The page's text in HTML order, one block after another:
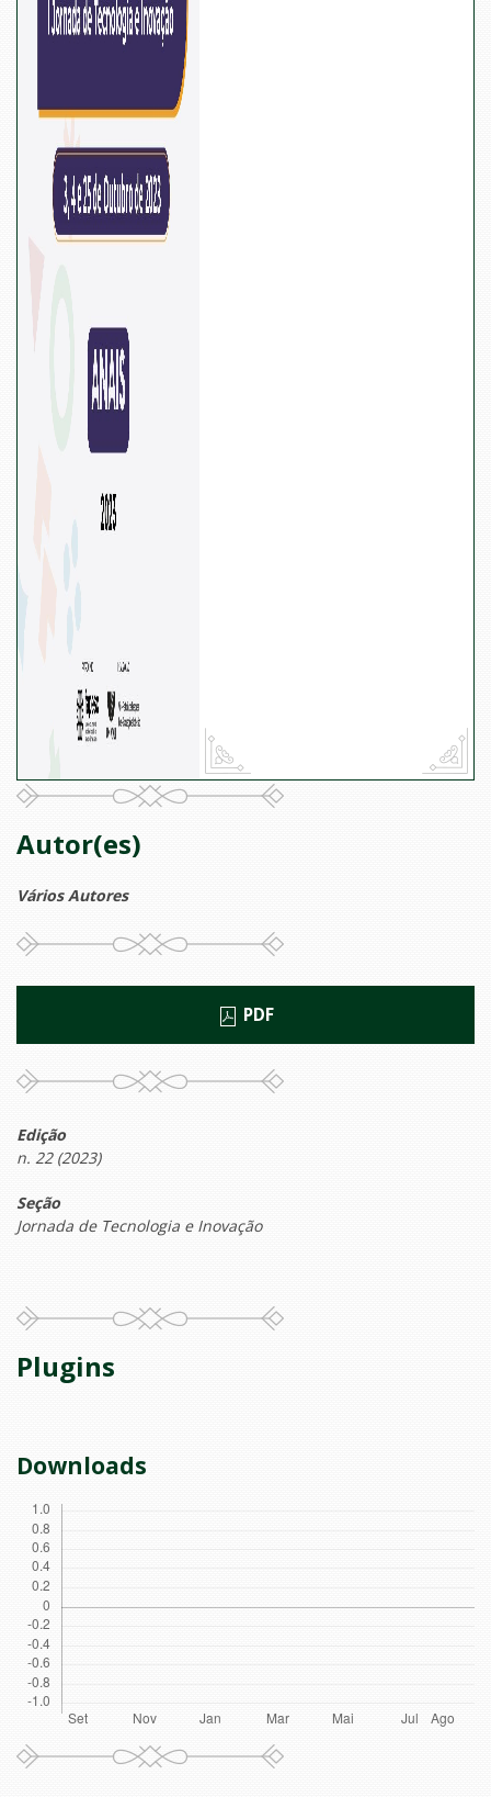
Autor(es)
Vários Autores
PDF
Edição
n. 22 (2023)
Seção
Jornada de Tecnologia e Inovação
Plugins
Downloads